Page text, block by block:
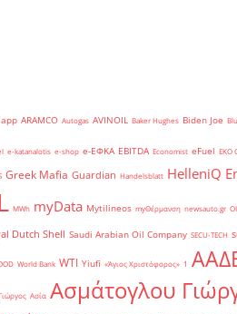
app ARAMCO Autogas AVINOIL Baker Hughes Biden Joe
e-katanalotis e-shop e-ΕΦΚΑ EBITDA Economist eFuel EKO
Greek Mafia Guardian Handelsblatt HelleniQ
MWh myData Mytilineos myΘέρμανση newsauto.gr
Dutch Shell Saudi Arabian Oil Company SECU-TECH
World Bank WTI Yiufi «Άγιος Χριστόφορος» ΄1
Ασία Ασμάτογλου